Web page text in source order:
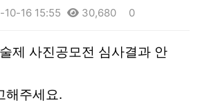
10-16 15:55 30,680 0
제 사진공모전 심사결과 안
해주세요.